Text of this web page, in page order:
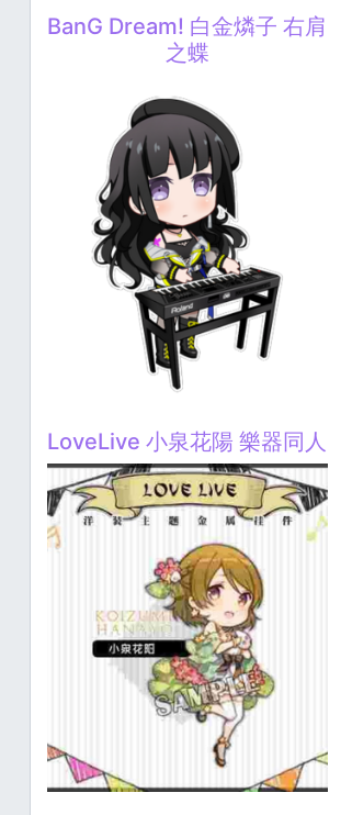
BanG Dream! 白金燐子 右肩
之蝶
LoveLive 小泉花陽 樂器同人